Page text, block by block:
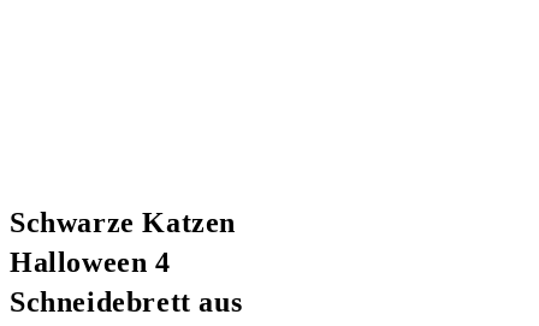
Schwarze Katzen
Halloween 4
Schneidebrett aus